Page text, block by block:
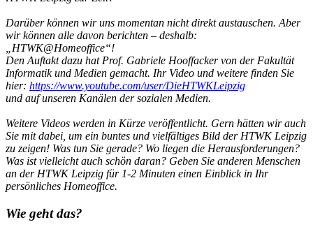
Darüber können wir uns momentan nicht direkt austauschen. Aber
wir können alle davon berichten – deshalb:
„HTWK@Homeoffice“!
Den Auftakt dazu hat Prof. Gabriele Hooffacker von der Fakultät
Informatik und Medien gemacht. Ihr Video und weitere finden Sie
hier: https://www.youtube.com/user/DieHTWKLeipzig
und auf unseren Kanälen der sozialen Medien.
Weitere Videos werden in Kürze veröffentlicht. Gern hätten wir auch
Sie mit dabei, um ein buntes und vielfältiges Bild der HTWK Leipzig
zu zeigen! Was tun Sie gerade? Wo liegen die Herausforderungen?
Was ist vielleicht auch schön daran? Geben Sie anderen Menschen
an der HTWK Leipzig für 1-2 Minuten einen Einblick in Ihr
persönliches Homeoffice.
Wie geht das?